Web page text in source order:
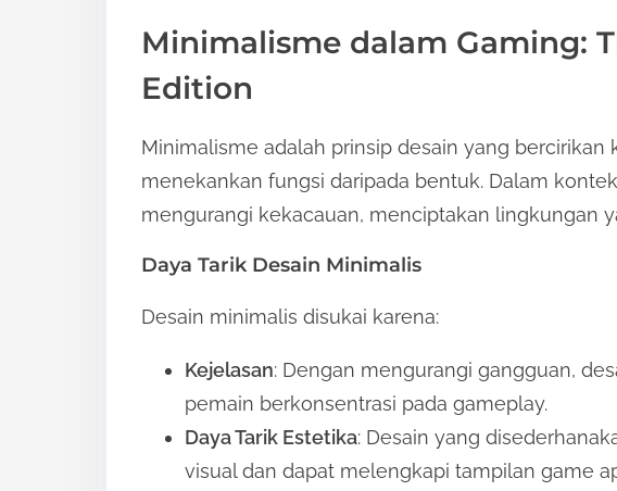
Minimalisme dalam Gaming:
Edition
Minimalisme adalah prinsip desain yang bercirikan
menekankan fungsi daripada bentuk. Dalam
mengurangi kekacauan, menciptakan lingkungan
Daya Tarik Desain Minimalis
Desain minimalis disukai karena:
Kejelasan: Dengan mengurangi gangguan,
pemain berkonsentrasi pada gameplay.
Daya Tarik Estetika: Desain yang
visual dan dapat melengkapi tampilan game